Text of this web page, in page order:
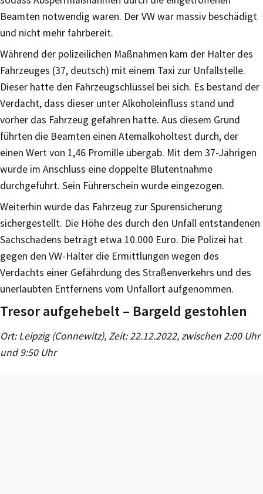
Beamten notwendig waren. Der VW war massiv beschädigt
und nicht mehr fahrbereit.
Während der polizeilichen Maßnahmen kam der Halter des
Fahrzeuges (37, deutsch) mit einem Taxi zur Unfallstelle.
Dieser hatte den Fahrzeugschlüssel bei sich. Es bestand der
Verdacht, dass dieser unter Alkoholeinfluss stand und
vorher das Fahrzeug gefahren hatte. Aus diesem Grund
führten die Beamten einen Atemalkoholtest durch, der
einen Wert von 1,46 Promille übergab. Mit dem 37-Jährigen
wurde im Anschluss eine doppelte Blutentnahme
durchgeführt. Sein Führerschein wurde eingezogen.
Weiterhin wurde das Fahrzeug zur Spurensicherung
sichergestellt. Die Höhe des durch den Unfall entstandenen
Sachschadens beträgt etwa 10.000 Euro. Die Polizei hat
gegen den VW-Halter die Ermittlungen wegen des
Verdachts einer Gefährdung des Straßenverkehrs und des
unerlaubten Entfernens vom Unfallort aufgenommen.
Tresor aufgehebelt – Bargeld gestohlen
Ort: Leipzig (Connewitz), Zeit: 22.12.2022, zwischen 2:00 Uhr
und 9:50 Uhr